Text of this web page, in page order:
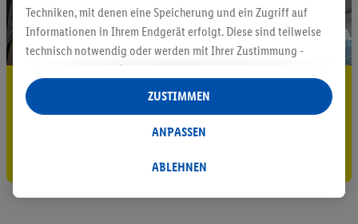
5.95 € Versand sparen³²ᵃ
Jetzt zum Newsletter anmelden
Techniken, mit denen eine Speicherung und ein Zugriff auf
Informationen in Ihrem Endgerät erfolgt. Diese sind teilweise
technisch notwendig oder werden mit Ihrer Zustimmung -
auch durch Partner (u.a.
Verantwortliche; im Zusammenhang mit dem IAB TCF
insgesamt
Statistik-Erstellung oder für personalisierte Werbung
Datenverarbeitungen für personalisierte Werbung werden
ABLEHNEN
ANPASSEN
ZUSTIMMEN